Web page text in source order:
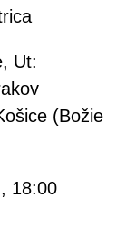
Ut:
(Božie
18:00